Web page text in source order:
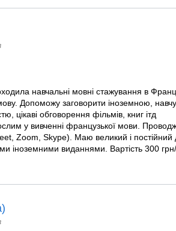
навчальні мовні стажування в
Допоможу заговорити іноземною, навчу
цікаві обговорення фільмів, книг ітд
у вивченні французької мови.
Zoom, Skype). Маю великий і постійний
іноземними виданнями. Вартість 300